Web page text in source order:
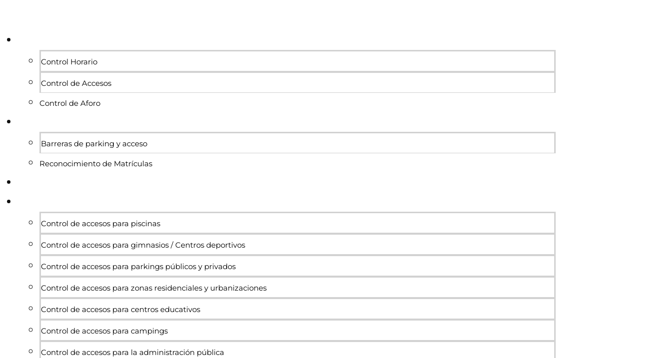
Control Horario
Control de Accesos
Control de Aforo
Barreras de parking y acceso
Reconocimiento de Matrículas
Control de accesos para piscinas
Control de accesos para gimnasios / Centros deportivos
Control de accesos para parkings públicos y privados
Control de accesos para zonas residenciales y urbanizaciones
Control de accesos para centros educativos
Control de accesos para campings
Control de accesos para la administración pública